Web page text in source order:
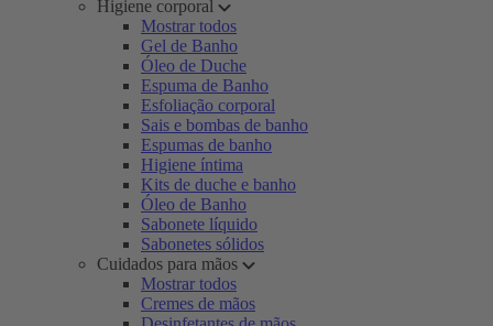
Higiene corporal
Mostrar todos
Gel de Banho
Óleo de Duche
Espuma de Banho
Esfoliação corporal
Sais e bombas de banho
Espumas de banho
Higiene íntima
Kits de duche e banho
Óleo de Banho
Sabonete líquido
Sabonetes sólidos
Cuidados para mãos
Mostrar todos
Cremes de mãos